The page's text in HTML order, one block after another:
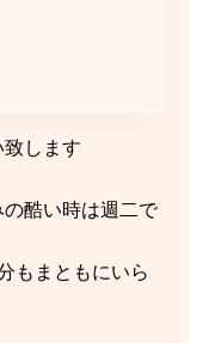
致します
酷い時は週二で
もまともにいら